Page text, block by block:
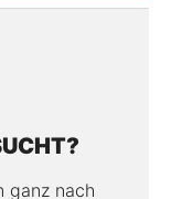
ganz nach